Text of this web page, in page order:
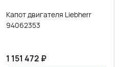
Капот двигателя Liebherr
94062353
1 151 472 ₽